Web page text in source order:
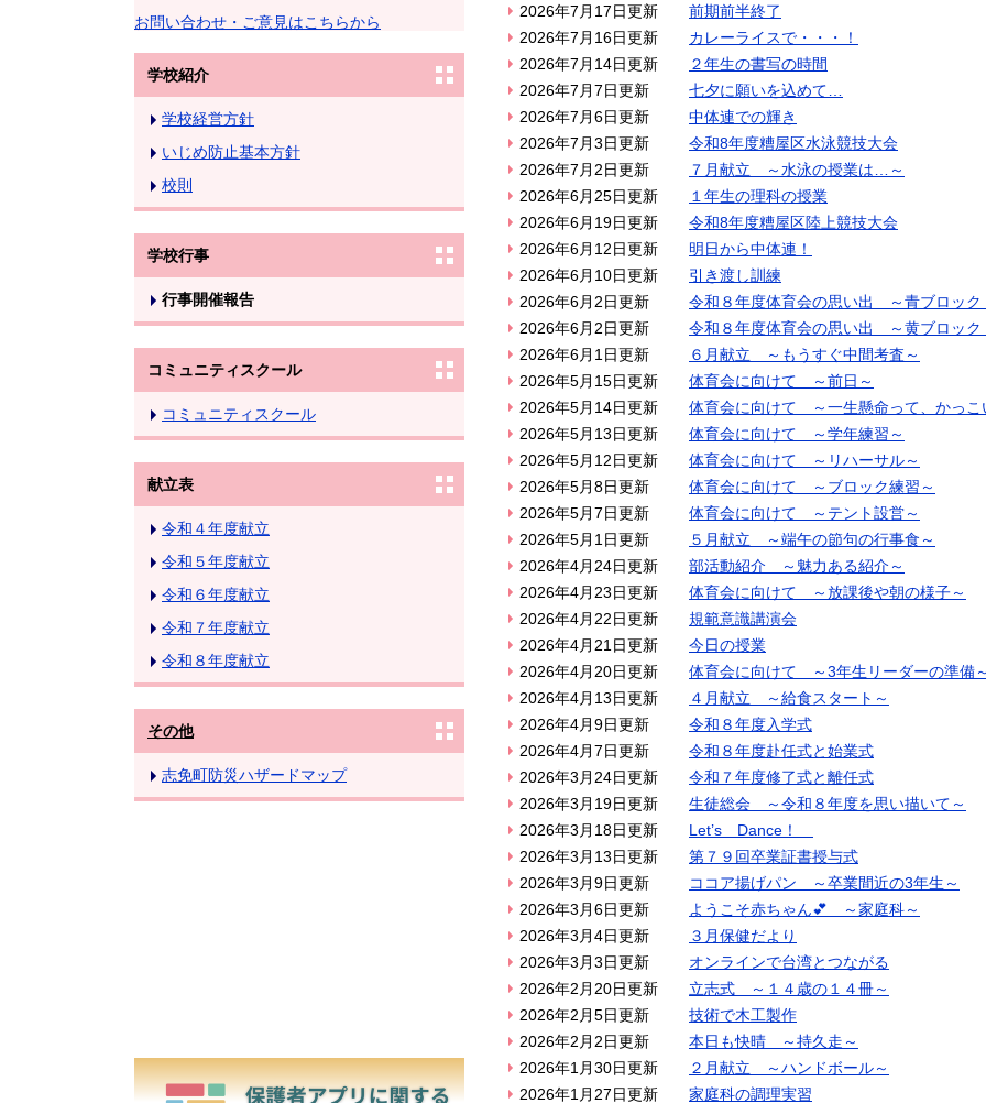
お問い合わせ・ご意見はこちらから
学校紹介
学校経営方針
いじめ防止基本方針
校則
学校行事
行事開催報告
コミュニティスクール
コミュニティスクール
献立表
令和４年度献立
令和５年度献立
令和６年度献立
令和７年度献立
令和８年度献立
その他
志免町防災ハザードマップ
2026年7月17日更新
前期前半終了
2026年7月16日更新
カレーライスで・・・！
2026年7月14日更新
２年生の書写の時間
2026年7月7日更新
七夕に願いを込めて…
2026年7月6日更新
中体連での輝き
2026年7月3日更新
令和8年度糟屋区水泳競技大会
2026年7月2日更新
７月献立 ～水泳の授業は…～
2026年6月25日更新
１年生の理科の授業
2026年6月19日更新
令和8年度糟屋区陸上競技大会
2026年6月12日更新
明日から中体連！
2026年6月10日更新
引き渡し訓練
2026年6月2日更新
令和８年度体育会の思い出 ～青ブロック
2026年6月2日更新
令和８年度体育会の思い出 ～黄ブロック
2026年6月1日更新
６月献立 ～もうすぐ中間考査～
2026年5月15日更新
体育会に向けて ～前日～
2026年5月14日更新
体育会に向けて ～一生懸命って、かっこ
2026年5月13日更新
体育会に向けて ～学年練習～
2026年5月12日更新
体育会に向けて ～リハーサル～
2026年5月8日更新
体育会に向けて ～ブロック練習～
2026年5月7日更新
体育会に向けて ～テント設営～
2026年5月1日更新
５月献立 ～端午の節句の行事食～
2026年4月24日更新
部活動紹介 ～魅力ある紹介～
2026年4月23日更新
体育会に向けて ～放課後や朝の様子～
2026年4月22日更新
規範意識講演会
2026年4月21日更新
今日の授業
2026年4月20日更新
体育会に向けて ～3年生リーダーの準備
2026年4月13日更新
４月献立 ～給食スタート～
2026年4月9日更新
令和８年度入学式
2026年4月7日更新
令和８年度赴任式と始業式
2026年3月24日更新
令和７年度修了式と離任式
2026年3月19日更新
生徒総会 ～令和８年度を思い描いて～
2026年3月18日更新
Let’s Dance！
2026年3月13日更新
第７９回卒業証書授与式
2026年3月9日更新
ココア揚げパン ～卒業間近の3年生～
2026年3月6日更新
ようこそ赤ちゃん💕 ～家庭科～
2026年3月4日更新
３月保健だより
2026年3月3日更新
オンラインで台湾とつながる
2026年2月20日更新
立志式 ～１４歳の１４冊～
2026年2月5日更新
技術で木工製作
2026年2月2日更新
本日も快晴 ～持久走～
2026年1月30日更新
２月献立 ～ハンドボール～
2026年1月27日更新
家庭科の調理実習